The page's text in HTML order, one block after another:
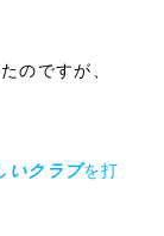
のですが、
いクラブを打